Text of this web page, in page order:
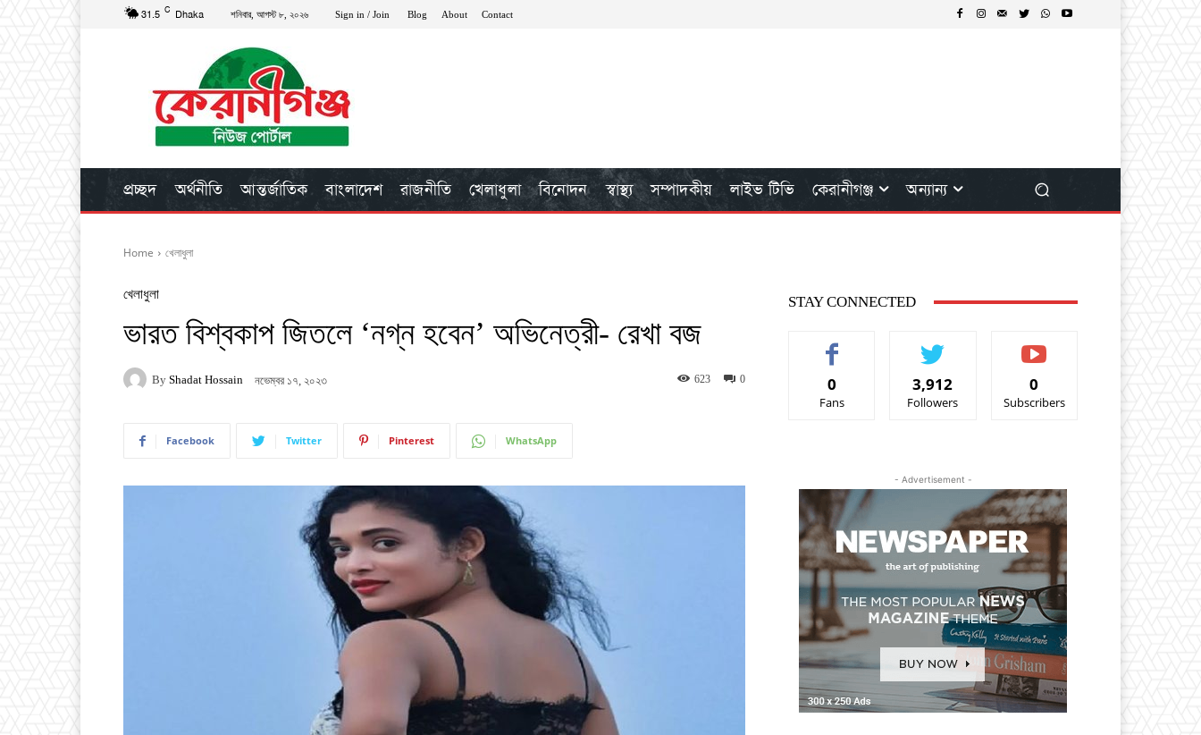
31.5 C Dhaka শনিবার, আগস্ট ৮, ২০২৬ Sign in / Join Blog About Contact
প্রচ্ছদ অর্থনীতি আন্তর্জাতিক বাংলাদেশ রাজনীতি খেলাধুলা বিনোদন স্বাস্থ্য সম্পাদকীয় লাইভ টিভি কেরানীগঞ্জ অন্যান্য
Home খেলাধুলা
খেলাধুলা
ভারত বিশ্বকাপ জিতলে ‘নগ্ন হবেন’ অভিনেত্রী- রেখা বজ
By Shadat Hossain নভেম্বর ১৭, ২০২৩ 0
623
Facebook Twitter Pinterest WhatsApp
STAY CONNECTED
0
Fans
3,912
Followers
0
Subscribers
- Advertisement -